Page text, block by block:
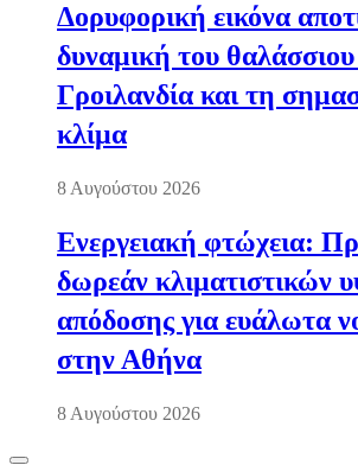
Δορυφορική εικόνα
δυναμική του
Γροιλανδία και τη
κλίμα
8 Αυγούστου 2026
Ενεργειακή φτώχεια:
δωρεάν κλιματιστικών
απόδοσης για ευάλωτα
στην Αθήνα
8 Αυγούστου 2026